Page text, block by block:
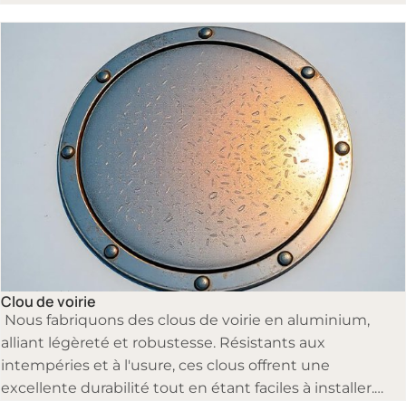
climatiques et au passage de véhicules, tout en
assurant une visibilité optimale pour une circulation
fluide et sécurisée.
Clous de voirie
Clou de voirie
Nous fabriquons des clous de voirie en aluminium,
alliant légèreté et robustesse. Résistants aux
intempéries et à l'usure, ces clous offrent une
excellente durabilité tout en étant faciles à installer.